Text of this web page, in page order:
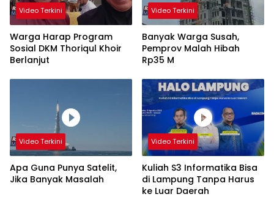
Video Terkini
Warga Harap Program
Sosial DKM Thoriqul Khoir
Berlanjut
Video Terkini
Banyak Warga Susah,
Pemprov Malah Hibah
Rp35 M
Video Terkini
Apa Guna Punya Satelit,
Jika Banyak Masalah
Video Terkini
Kuliah S3 Informatika Bisa
di Lampung Tanpa Harus
ke Luar Daerah